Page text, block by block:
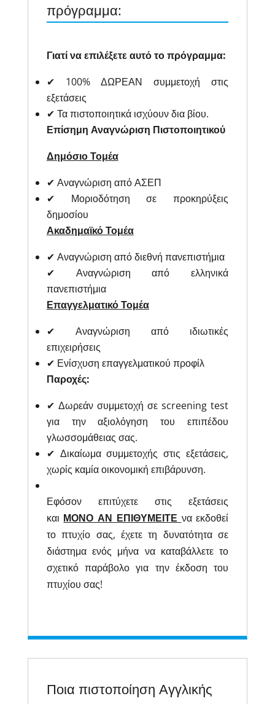
πρόγραμμα:
Γιατί να επιλέξετε αυτό το πρόγραμμα:
✔ 100% ΔΩΡΕΑΝ συμμετοχή στις
εξετάσεις
✔ Τα πιστοποιητικά ισχύουν δια βίου.
Επίσημη Αναγνώριση Πιστοποιητικού
Δημόσιο Τομέα
✔ Αναγνώριση από ΑΣΕΠ
✔ Μοριοδότηση σε προκηρύξεις
δημοσίου
Ακαδημαϊκό Τομέα
✔ Αναγνώριση από διεθνή πανεπιστήμια
✔ Αναγνώριση από ελληνικά
πανεπιστήμια
Επαγγελματικό Τομέα
✔ Αναγνώριση από ιδιωτικές
επιχειρήσεις
✔ Ενίσχυση επαγγελματικού προφίλ
Παροχές:
✔ Δωρεάν συμμετοχή σε screening test
για την αξιολόγηση του επιπέδου
γλωσσομάθειας σας.
✔ Δικαίωμα συμμετοχής στις εξετάσεις,
χωρίς καμία οικονομική επιβάρυνση.
Εφόσον επιτύχετε στις εξετάσεις
και ΜΟΝΟ ΑΝ ΕΠΙΘΥΜΕΙΤΕ να εκδοθεί
το πτυχίο σας, έχετε τη δυνατότητα σε
διάστημα ενός μήνα να καταβάλλετε το
σχετικό παράβολο για την έκδοση του
πτυχίου σας!
Ποια πιστοποίηση Αγγλικής